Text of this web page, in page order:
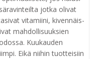
jotka olivat
vitamiini, kivennäis-
mahdollisuuksien
Kuukauden
Eikä niihin tuotteisiin